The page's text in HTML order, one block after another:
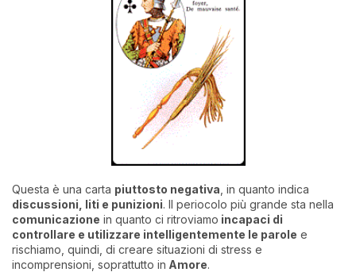
Questa è una carta piuttosto negativa , in quanto indica
discussioni, liti e punizioni. Il periocolo più grande sta nella
comunicazione in quanto ci ritroviamo incapaci di
controllare e utilizzare intelligentemente le parole e
rischiamo, quindi, di creare situazioni di stress e
incomprensioni, soprattutto in Amore.